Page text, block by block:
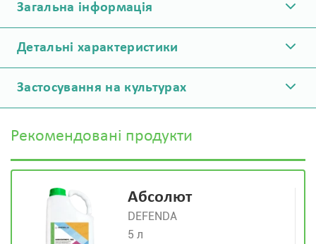
Загальна інформація
Детальні характеристики
Застосування на культурах
Рекомендовані продукти
Абсолют
DEFENDA
5 л